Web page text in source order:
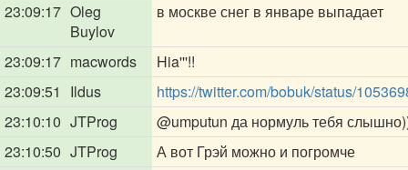
23:09:17 Oleg
Buylov
в москве снег в январе выпадает
23:09:17 macwords
Hia'''!!
23:09:51
Ildus
https://twitter.com/bobuk/status/
23:10:10 JTProg @umputun да нормуль тебя
23:10:50 JTProg
А вот Грэй можно и погромче